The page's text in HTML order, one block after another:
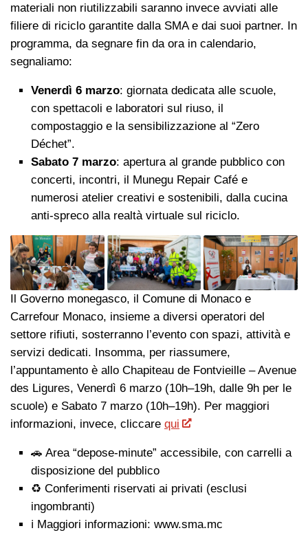
materiali non riutilizzabili saranno invece avviati alle
filiere di riciclo garantite dalla SMA e dai suoi partner. In
programma, da segnare fin da ora in calendario,
segnaliamo:
Venerdì 6 marzo: giornata dedicata alle scuole,
con spettacoli e laboratori sul riuso, il
compostaggio e la sensibilizzazione al “Zero
Déchet”.
Sabato 7 marzo: apertura al grande pubblico con
concerti, incontri, il Munegu Repair Café e
numerosi atelier creativi e sostenibili, dalla cucina
anti-spreco alla realtà virtuale sul riciclo.
Il Governo monegasco, il Comune di Monaco e
Carrefour Monaco, insieme a diversi operatori del
settore rifiuti, sosterranno l’evento con spazi, attività e
servizi dedicati. Insomma, per riassumere,
l’appuntamento è allo Chapiteau de Fontvieille – Avenue
des Ligures, Venerdì 6 marzo (10h–19h, dalle 9h per le
scuole) e Sabato 7 marzo (10h–19h). Per maggiori
informazioni, invece, cliccare qui
🚗 Area “depose-minute” accessibile, con carrelli a
disposizione del pubblico
♻️ Conferimenti riservati ai privati (esclusi
ingombranti)
ℹ️ Maggiori informazioni: www.sma.mc